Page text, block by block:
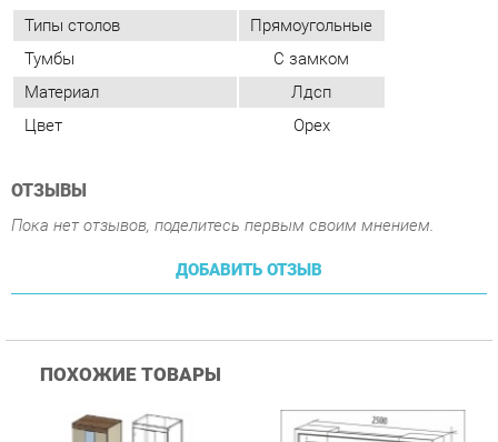
ОТЗЫВЫ
Пока нет отзывов, поделитесь первым своим мнением.
ДОБАВИТЬ ОТЗЫВ
Гостиная Стиль
Атлантида-2 Венге-дуб
Гостиная Витра
Симфония 7.10